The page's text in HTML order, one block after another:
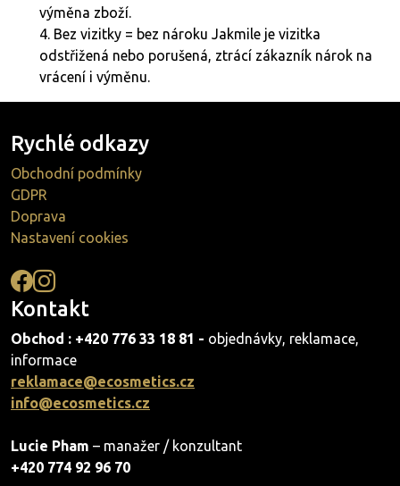
výměna zboží.
4. Bez vizitky = bez nároku Jakmile je vizitka
odstřižená nebo porušená, ztrácí zákazník nárok na
vrácení i výměnu.
Rychlé odkazy
Obchodní podmínky
GDPR
Doprava
Nastavení cookies
Kontakt
Obchod : +420 776 33 18 81 - objednávky, reklamace,
informace
reklamace@ecosmetics.cz
info@ecosmetics.cz
Lucie Pham – manažer / konzultant
+420 774 92 96 70